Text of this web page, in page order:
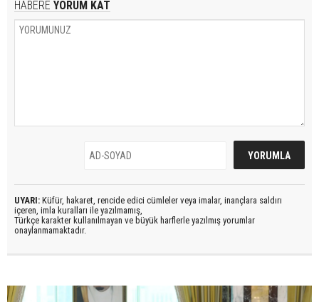
HABERE YORUM KAT
UYARI: Küfür, hakaret, rencide edici cümleler veya imalar, inançlara saldırı
içeren, imla kuralları ile yazılmamış,
Türkçe karakter kullanılmayan ve büyük harflerle yazılmış yorumlar
onaylanmamaktadır.